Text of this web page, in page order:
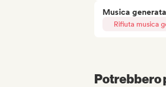
Musica
Rifiuta musica
Potrebbero